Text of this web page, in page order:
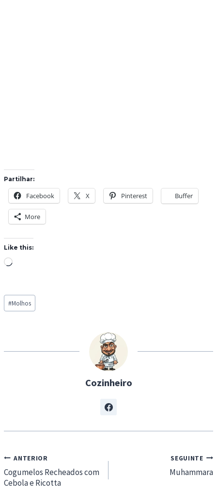
Partilhar:
Facebook X Pinterest Buffer
More
Like this:
L
d
i
…
Post
Tags:
#Molhos
Cozinheiro
Navegação
de
artigos
ANTERIOR
Cogumelos Recheados com
Cebola e Ricotta
SEGUINTE
Muhammara